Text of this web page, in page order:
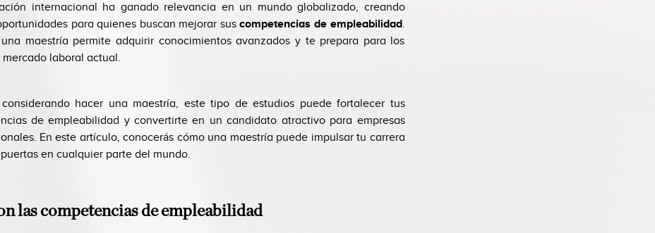
internacional ha ganado relevancia en un mundo globalizado, creando
para quienes buscan mejorar suscompetencias de empleabilidad.
una maestría permite adquirir conocimientos avanzados y te prepara para los
mercado laboral actual.
hacer una maestría, este tipo de estudios puede fortalecer tus
de empleabilidad y convertirte en un candidato atractivo para empresas
En este artículo, conocerás cómo una maestría puede impulsar tu carrera
en cualquier parte del mundo.
las competencias de empleabilidad